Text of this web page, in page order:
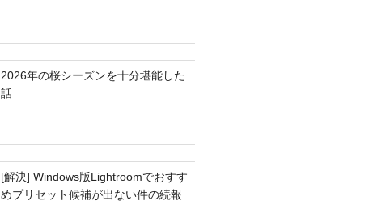
2026年の桜シーズンを十分堪能した
話
[解決] Windows版Lightroomでおすす
めプリセット候補が出ない件の続報